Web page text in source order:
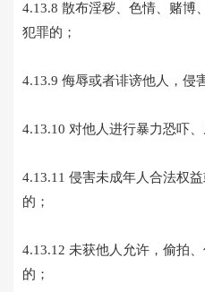
4.13.8 散布淫秽、色情、赌博
犯罪的；
4.13.9 侮辱或者诽谤他人，侵
4.13.10 对他人进行暴力恐吓
4.13.11 侵害未成年人合法权
的；
4.13.12 未获他人允许，偷拍
的；